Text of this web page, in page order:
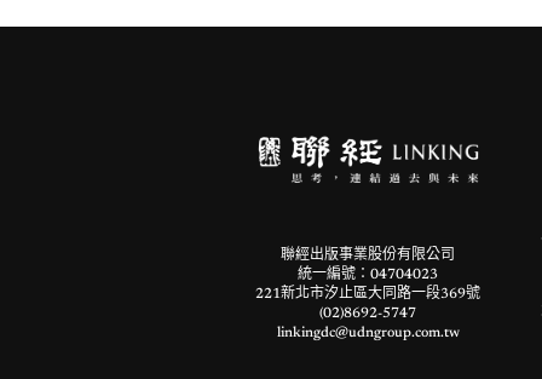
聯經出版事業股份有限公司
統一編號：04704023
221新北市汐止區大同路一段369號
(02)8692-5747
linkingdc@udngroup.com.tw